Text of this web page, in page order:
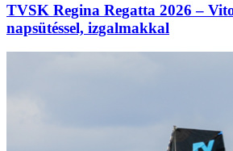
TVSK Regina Regatta 2026 –
napsütéssel, izgalmakkal